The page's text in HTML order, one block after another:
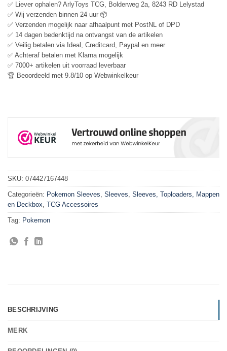
✅ Liever ophalen? ArlyToys TCG, Bolderweg 2a, 8243 RD Lelystad
✅ Wij verzenden binnen 24 uur 📦
✅ Verzenden mogelijk naar afhaalpunt met PostNL of DPD
✅ 14 dagen bedenktijd na ontvangst van de artikelen
✅ Veilig betalen via Ideal, Creditcard, Paypal en meer
✅ Achteraf betalen met Klarna mogelijk
✅ 7000+ artikelen uit voorraad leverbaar
🏆 Beoordeeld met 9.8/10 op Webwinkelkeur
SKU: 074427167448
Categorieën: Pokemon Sleeves, Sleeves, Sleeves, Toploaders, Mappen
en Deckbox, TCG Accessoires
Tag: Pokemon
BESCHRIJVING
MERK